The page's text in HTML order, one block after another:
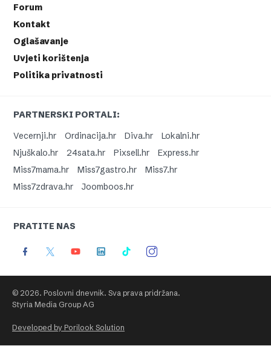
Forum
Kontakt
Oglašavanje
Uvjeti korištenja
Politika privatnosti
PARTNERSKI PORTALI:
Vecernji.hr
Ordinacija.hr Diva.hr
Lokalni.hr
Njuškalo.hr
24sata.hr Pixsell.hr
Express.hr
Miss7mama.hr
Miss7gastro.hr
Miss7.hr
Miss7zdrava.hr
Joomboos.hr
PRATITE NAS
© 2026. Poslovni dnevnik. Sva prava pridržana.
Styria Media Group AG
Developed by Porilook Solution